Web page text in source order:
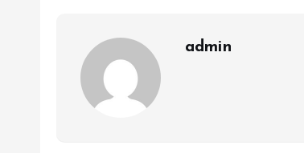
admin